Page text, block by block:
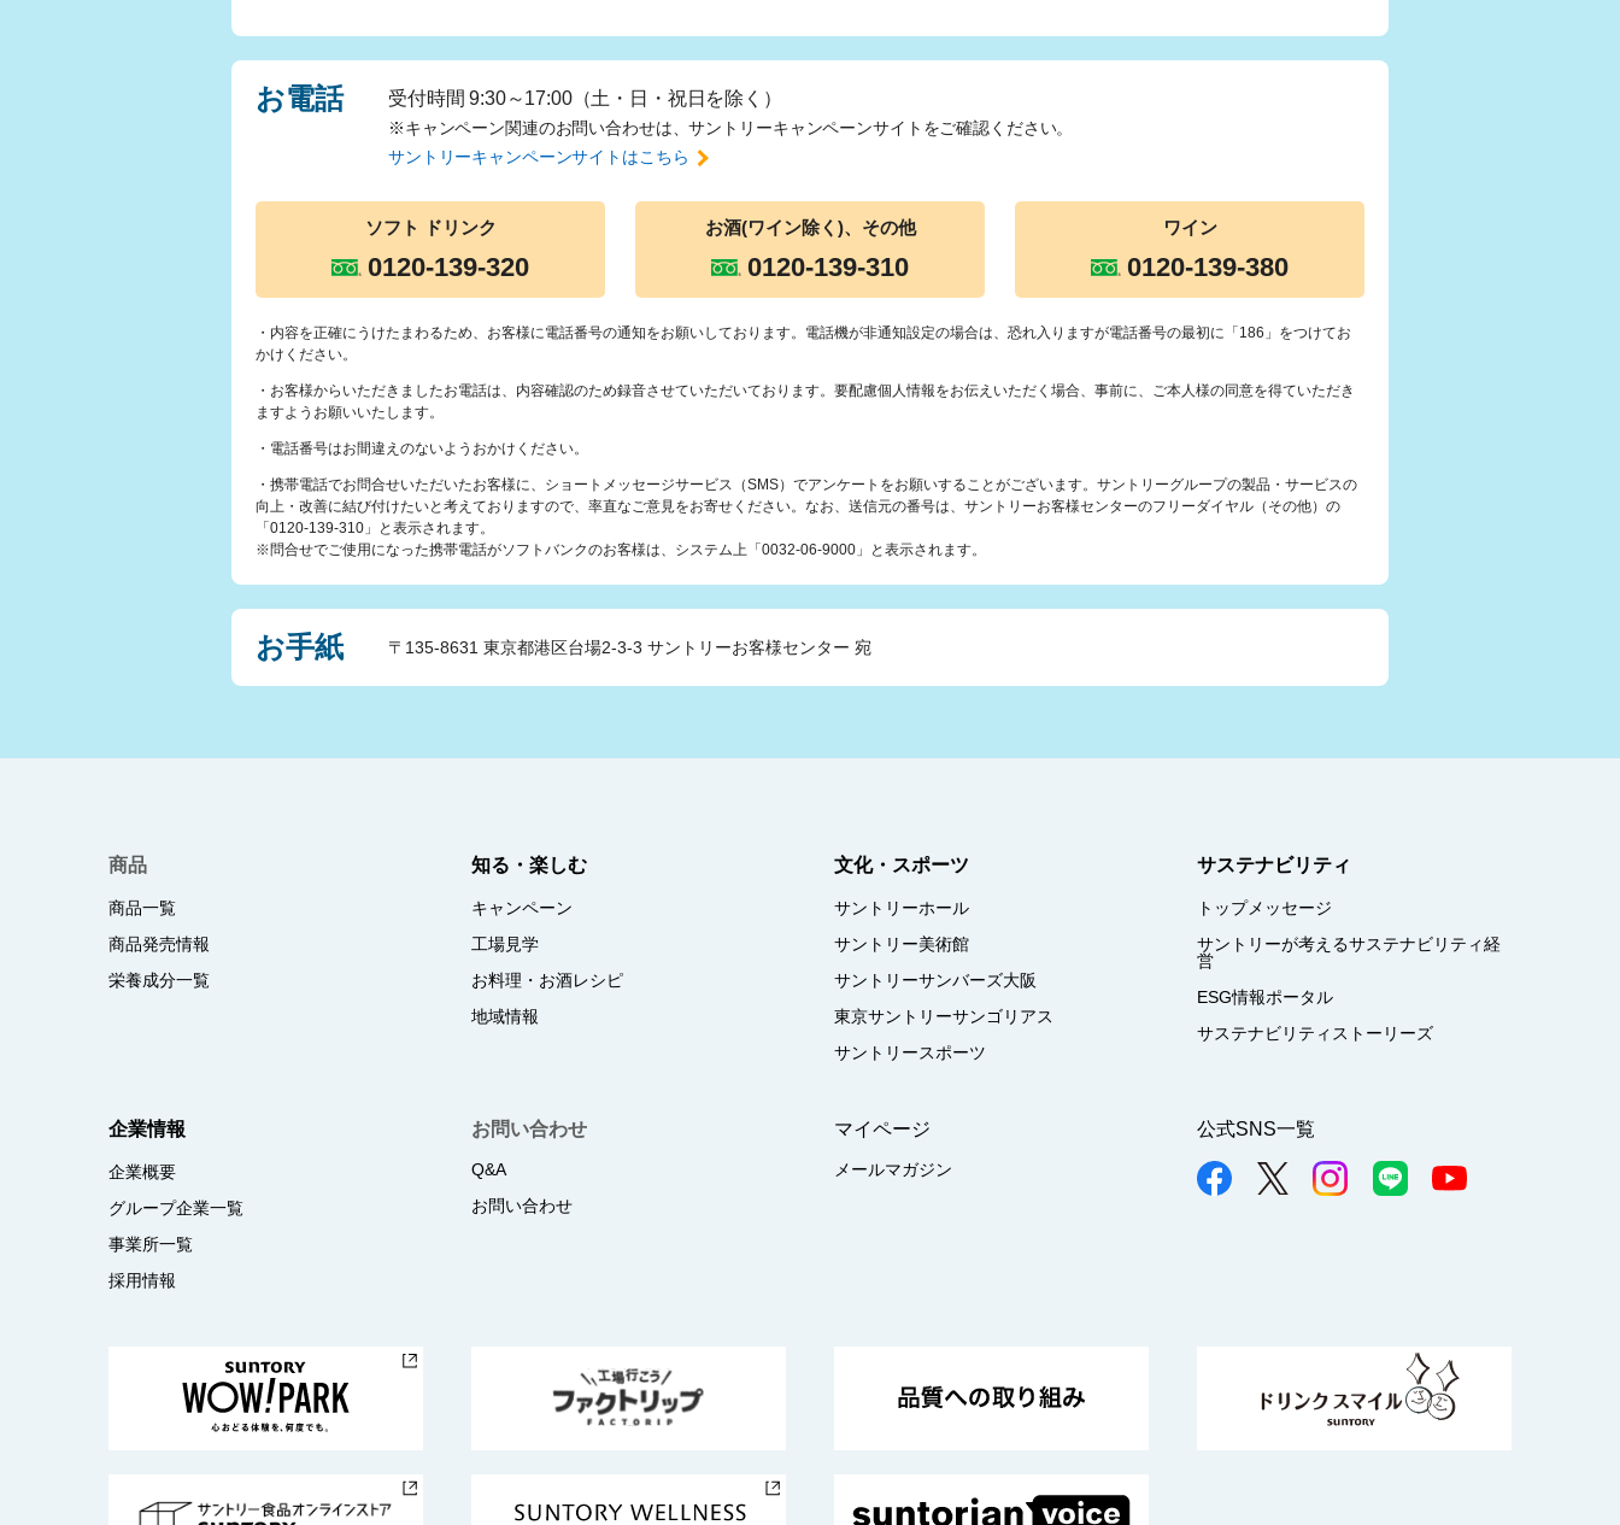
お電話 受付時間 9:30～17:00（土・日・祝日を除く）
※キャンペーン関連のお問い合わせは、サントリーキャンペーンサイトをご確認ください。
サントリーキャンペーンサイトはこちら
ソフト ドリンク
0120-139-320
お酒(ワイン除く)、その他
0120-139-310
ワイン
0120-139-380
・内容を正確にうけたまわるため、お客様に電話番号の通知をお願いしております。電話機が非通知設定の場合は、恐れ入りますが電話番号の最初に「186」をつけてお
かけください。
・お客様からいただきましたお電話は、内容確認のため録音させていただいております。要配慮個人情報をお伝えいただく場合、事前に、ご本人様の同意を得ていただき
ますようお願いいたします。
・電話番号はお間違えのないようおかけください。
・携帯電話でお問合せいただいたお客様に、ショートメッセージサービス（SMS）でアンケートをお願いすることがございます。サントリーグループの製品・サービスの
向上・改善に結び付けたいと考えておりますので、率直なご意見をお寄せください。なお、送信元の番号は、サントリーお客様センターのフリーダイヤル（その他）の
「0120-139-310」と表示されます。
※問合せでご使用になった携帯電話がソフトバンクのお客様は、システム上「0032-06-9000」と表示されます。
お手紙 〒135-8631 東京都港区台場2-3-3 サントリーお客様センター 宛
商品
商品一覧
商品発売情報
栄養成分一覧
知る・楽しむ
キャンペーン
工場見学
お料理・お酒レシピ
地域情報
文化・スポーツ
サントリーホール
サントリー美術館
サントリーサンバーズ大阪
東京サントリーサンゴリアス
サントリースポーツ
サステナビリティ
トップメッセージ
サントリーが考えるサステナビリティ経
営
ESG情報ポータル
サステナビリティストーリーズ
企業情報
企業概要
グループ企業一覧
事業所一覧
採用情報
お問い合わせ
Q&A
お問い合わせ
マイページ
メールマガジン
公式SNS一覧